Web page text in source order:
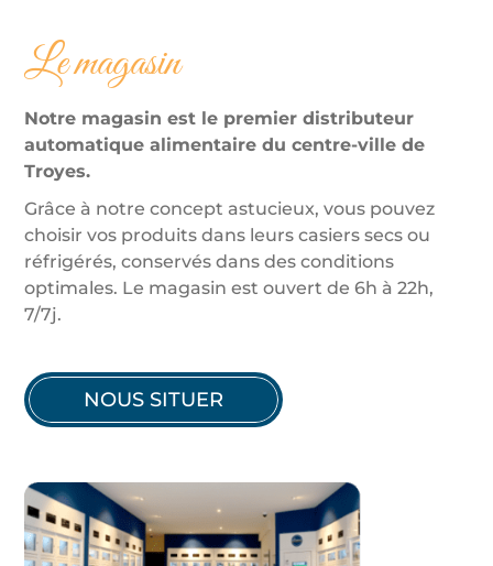
Le magasin
Notre magasin est le premier distributeur
automatique alimentaire du centre-ville de
Troyes.
Grâce à notre concept astucieux, vous pouvez
choisir vos produits dans leurs casiers secs ou
réfrigérés, conservés dans des conditions
optimales. Le magasin est ouvert de 6h à 22h,
7/7j.
NOUS SITUER